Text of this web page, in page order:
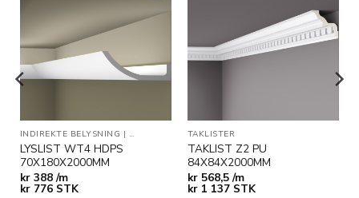
Legg til
INDIREKTE BELYSNING | TAKLISTER
LYSLIST WT4 HDPS
70X180X2000MM
kr388 /m
kr776 STK
Legg til
i
ønskeliste
TAKLISTER
TAKLIST Z2 PU
84X84X2000MM
kr568,5 /m
kr1 137 STK